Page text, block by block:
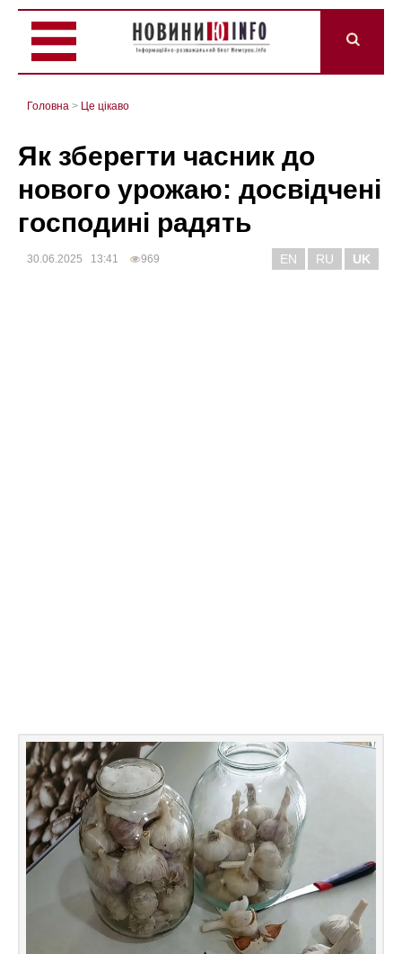
Головна > Це цікаво
Як зберегти часник до
нового урожаю: досвідчені
господині радять
30.06.2025 13:41 969 EN RU UK